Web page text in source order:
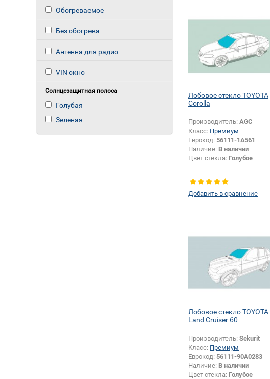
Обогреваемое
Без обогрева
Антенна для радио
VIN окно
Солнцезащитная полоса
Голубая
Зеленая
Лобовое стекло TOYOTA
Corolla
Производитель: AGC
Класс: Премиум
Еврокод: 56111-1A561
Наличие: В наличии
Цвет стекла: Голубое
Добавить в сравнение
Лобовое стекло TOYOTA
Land Cruiser 60
Производитель: Sekurit
Класс: Премиум
Еврокод: 56111-90A0283
Наличие: В наличии
Цвет стекла: Голубое